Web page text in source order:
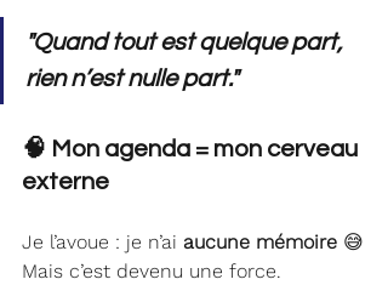
"Quand tout est quelque part,
rien n’est nulle part."
🧠 Mon agenda = mon cerveau
externe
Je l’avoue : je n’ai aucune mémoire 😅
Mais c’est devenu une force.